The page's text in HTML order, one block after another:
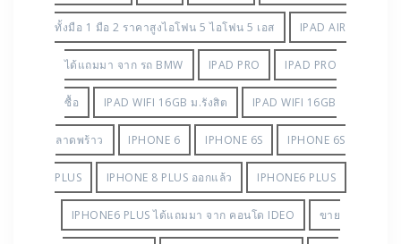
ทั้งมือ 1 มือ 2 ราคาสูงไอโฟน 5 ไอโฟน 5 เอส IPAD AIR
ได้แถมมา จาก รถ BMW IPAD PRO IPAD PRO
ซื้อ IPAD WIFI 16GB ม.รังสิต IPAD WIFI 16GB
ลาดพร้าว IPHONE 6 IPHONE 6S IPHONE 6S
PLUS IPHONE 8 PLUS ออกแล้ว IPHONE6 PLUS
IPHONE6 PLUS ได้แถมมา จาก คอนโด IDEO ขาย